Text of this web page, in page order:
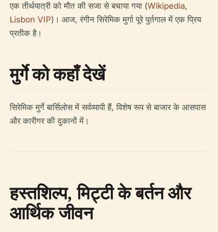
एक तीर्थयात्री को मौत की सजा से बचाया गया (Wikipedia,
Lisbon VIP)। आज, रंगीन सिरेमिक मुर्गा पूरे पुर्तगाल में एक प्रिय
प्रतीक है।
मुर्गे को कहाँ देखें
सिरेमिक मुर्गे बार्सिलोस में सर्वव्यापी हैं, विशेष रूप से बाजार के आसपास
और कारीगर की दुकानों में।
हस्तशिल्प, मिट्टी के बर्तन और
आर्थिक जीवन